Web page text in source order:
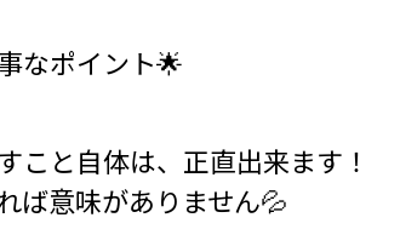
なポイント🌟
こと自体は、正直出来ます！
ば意味がありません💦